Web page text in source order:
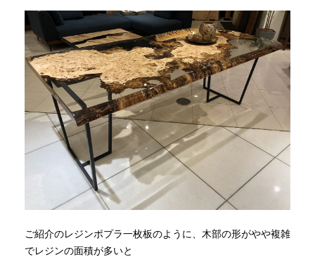
ご紹介のレジンポプラ一枚板のように、木部の形がやや複雑
でレジンの面積が多いと